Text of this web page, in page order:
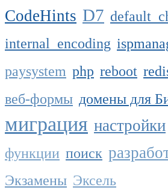
CodeHints D7
internal_encoding
paysystem php reboot
веб-формы домены для
миграция настройки
функции поиск
Экзамены Эксель